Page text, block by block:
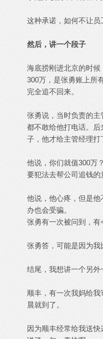
这种承诺，如何不让员
然后，讲一个段子
海底捞刚进北京的时
300万，是张勇账上所
完全追不回来。
张勇说，当时负责的
都不敢给他打电话。
子，他才给主管经理打
他说，你们就值300万
要犯法去帮公司追钱的
他说，他心疼，但是
办也会受骗。
张勇有一次被问到，有
张勇答，可能是因为我
结尾，我想讲一个另外
顺丰，有一次我妈给
晨就到了。
因为顺丰经常给我送